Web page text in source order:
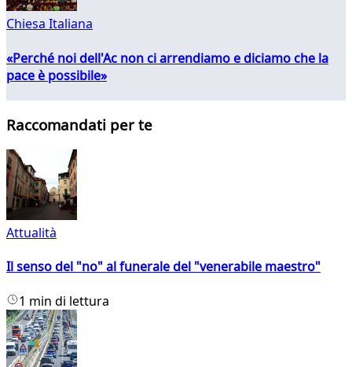
Chiesa Italiana
«Perché noi dell'Ac non ci arrendiamo e diciamo che la
pace è possibile»
Raccomandati per te
Attualità
Il senso del "no" al funerale del "venerabile maestro"
1 min di lettura